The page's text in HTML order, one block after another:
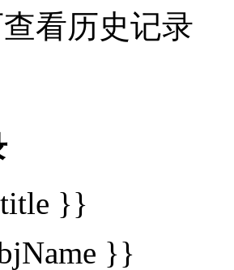
看历史记录
}}
}}